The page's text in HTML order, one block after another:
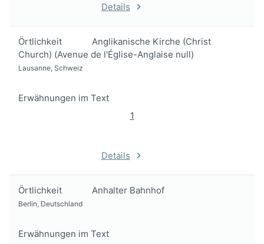
Details
Örtlichkeit
Anglikanische Kirche (Christ
Church) (Avenue de l'Église-Anglaise null)
Lausanne, Schweiz
Erwähnungen im Text
1
Details
Örtlichkeit Anhalter Bahnhof
Berlin, Deutschland
Erwähnungen im Text